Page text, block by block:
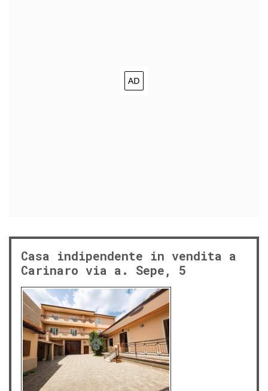
Casa indipendente in vendita a
Carinaro via a. Sepe, 5